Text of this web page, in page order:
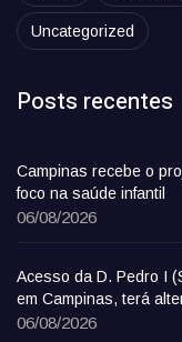
Uncategorized
Posts recentes
Campinas recebe o
foco na saúde infantil
06/08/2026
Acesso da D. Pedro I
em Campinas, terá
06/08/2026